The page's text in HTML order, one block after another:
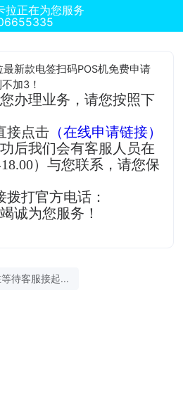
拉正在为您服务
新款电签扫码POS机免费申请
加3！
办理业务，请您按照下
接点击 （在线申请链接）
后我们会有客服人员在
）与您联系，请您保
打官方电话：
诚为您服务！
待客服接起...